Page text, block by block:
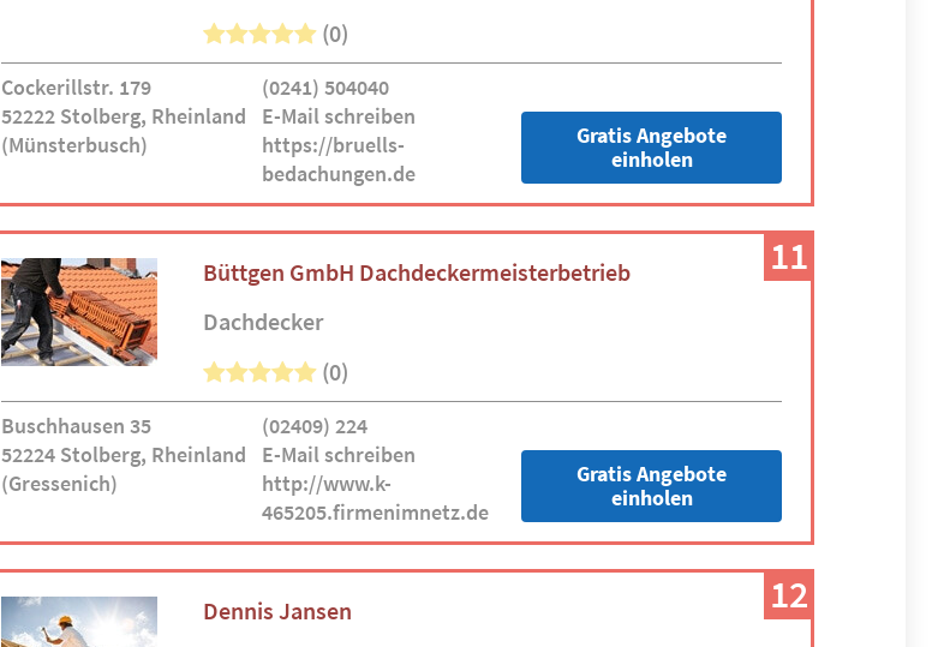
(0)
Cockerillstr. 179
52222 Stolberg, Rheinland
(Münsterbusch)
(0241) 504040
E-Mail schreiben
https://bruells-
bedachungen.de
Gratis Angebote
einholen
11
Büttgen GmbH Dachdeckermeisterbetrieb
Dachdecker
(0)
Buschhausen 35
52224 Stolberg, Rheinland
(Gressenich)
(02409) 224
E-Mail schreiben
http://www.k-
465205.firmenimnetz.de
Gratis Angebote
einholen
12
Dennis Jansen